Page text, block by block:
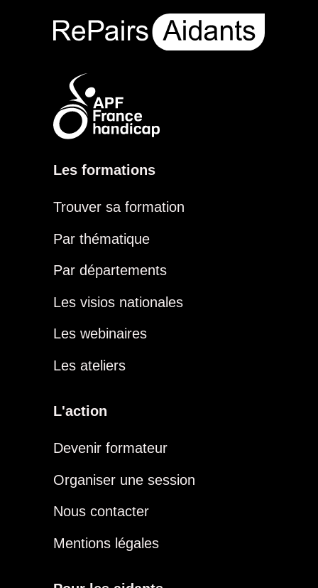
Les formations
Trouver sa formation
Par thématique
Par départements
Les visios nationales
Les webinaires
Les ateliers
L'action
Devenir formateur
Organiser une session
Nous contacter
Mentions légales